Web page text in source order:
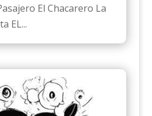
El Chacarero La
EL...